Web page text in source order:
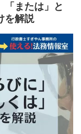
「または」と
を解説